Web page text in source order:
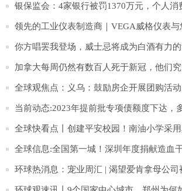
银保监会：4家银行被罚1370万元，个人消
产
领先的工业仪表制造商｜VEGA威格仪表
博会
你方唱罢我登场，威士忌将成为白酒有力
加拿大每周仍然有数百人死于新冠，他们究
全球观焦点：义乌：鼓励房企开展团购活
延长至年底
当前动态:2023年提前批专项债额度下达，
年明显增长
全球快看点丨创建平安校园！南油小学采
安全演练
全球信息:全国第一城！深圳年度捐献造血
环球热消息：宠业周汇 | 渴望爱肯拿母公司